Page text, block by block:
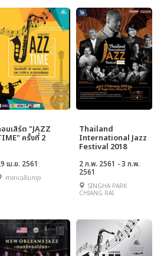
นเสิร์ต "JAZZ
ครั้งที่ 2
เม.ย. 2561
ศาลาเฉลิมกรุง
Thailand
International Jazz
Festival 2018
2 ก.พ. 2561 - 3 ก.พ.
2561
SINGHA PARK
CHIANG RAI